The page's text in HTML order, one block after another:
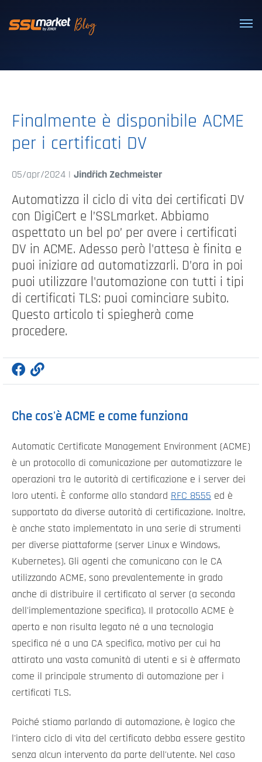
Certificati SSL/TLS affidabili
Finalmente è disponibile ACME
per i certificati DV
05/apr/2024 | Jindřich Zechmeister
Automatizza il ciclo di vita dei certificati DV
con DigiCert e l’SSLmarket. Abbiamo
aspettato un bel po’ per avere i certificati
DV in ACME. Adesso però l'attesa è finita e
puoi iniziare ad automatizzarli. D’ora in poi
puoi utilizzare l'automazione con tutti i tipi
di certificati TLS: puoi cominciare subito.
Questo articolo ti spiegherà come
procedere.
Che cos'è ACME e come funziona
Automatic Certificate Management Environment (ACME)
è un protocollo di comunicazione per automatizzare le
operazioni tra le autorità di certificazione e i server dei
loro utenti. È conforme allo standard RFC 8555 ed è
supportato da diverse autorità di certificazione. Inoltre,
è anche stato implementato in una serie di strumenti
per diverse piattaforme (server Linux e Windows,
Kubernetes). Gli agenti che comunicano con le CA
utilizzando ACME, sono prevalentemente in grado
anche di distribuire il certificato al server (a seconda
dell'implementazione specifica). Il protocollo ACME è
aperto e non risulta legato né a una tecnologia
specifica né a una CA specifica, motivo per cui ha
attirato una vasta comunità di utenti e si è affermato
come il principale strumento di automazione per i
certificati TLS.
Poiché stiamo parlando di automazione, è logico che
l'intero ciclo di vita del certificato debba essere gestito
senza alcun intervento da parte dell'utente. Nel caso